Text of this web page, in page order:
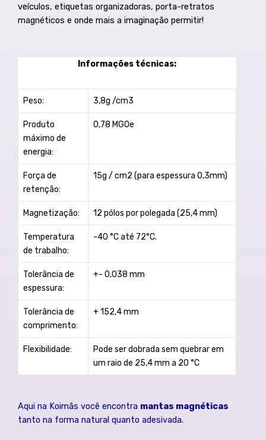
veículos, etiquetas organizadoras, porta-retratos
magnéticos e onde mais a imaginação permitir!
Informações técnicas:
Peso: 3,8g /cm3
Produto
máximo de
energia:
0,78 MGOe
Força de
retenção:
15g / cm2 (para espessura 0,3mm)
Magnetização: 12 pólos por polegada (25,4 mm)
Temperatura
de trabalho:
-40 °C até 72°C.
Tolerância de
espessura:
+- 0,038 mm
Tolerância de
comprimento:
+ 152,4 mm
Flexibilidade:
Pode ser dobrada sem quebrar em
um raio de 25,4 mm a 20 °C
Aqui na Koimãs você encontra mantas magnéticas
tanto na forma natural quanto adesivada.